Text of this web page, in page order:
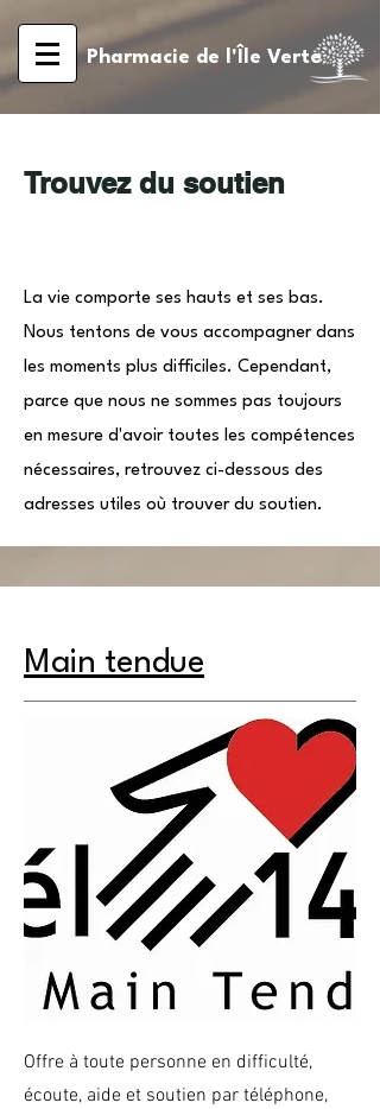
Pharmacie de l'Île Verte
Trouvez du soutien
La vie comporte ses hauts et ses bas.
Nous tentons de vous accompagner dans
les moments plus difficiles. Cependant,
parce que nous ne sommes pas toujours
en mesure d'avoir toutes les compétences
nécessaires, retrouvez ci-dessous des
adresses utiles où trouver du soutien.
Main tendue
Offre à toute personne en difficulté,
écoute, aide et soutien par téléphone,